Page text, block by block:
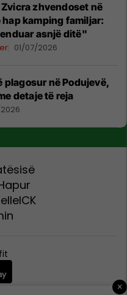
zhvendoset në
hap kamping familjar:
asnjë ditë"
01/07/2026
plagosur në Podujevë,
detaje të reja
ICK
×